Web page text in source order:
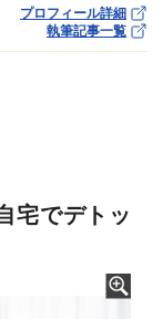
プロフィール詳細
執筆記事一覧
宅でデトッ